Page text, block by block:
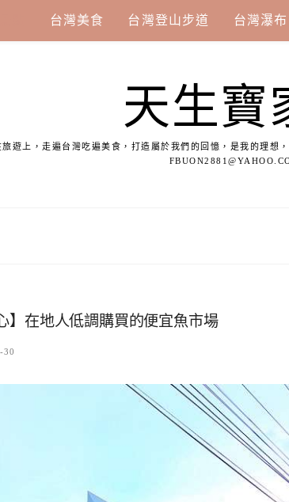
台灣美食 台灣登山步道 台灣瀑布
天生寶
遊上，走遍台灣吃遍美食，打造屬於我們的回憶，是我的理想
】在地人低調購買的便宜魚市場
30